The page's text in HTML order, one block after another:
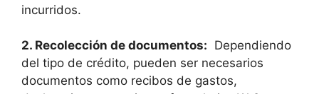
⁣incurridos.
2. Recolección de documentos: ​ Dependiendo
del ​tipo de ‍crédito, pueden ‍ser⁢ necesarios
documentos‍ como recibos de gastos,